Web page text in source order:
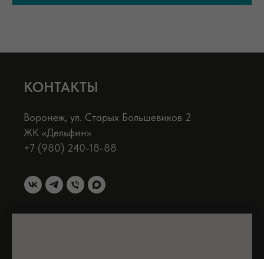
КОНТАКТЫ
Воронеж, ул. Старых Большевиков 2
ЖК «Дельфин»
+7 (980) 240-18-88